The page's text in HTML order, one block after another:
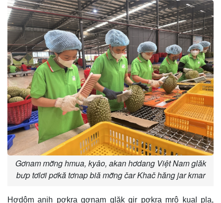
Gơnam mơ̆ng hmua, kyâo, akan hơdang Việt Nam glăk
bưp tơlơi pơkă tơnap biă mơ̆ng čar Khač hăng jar kmar
Hơdôm anih pơkra gơnam glăk gir pơkra mrô kual pla,